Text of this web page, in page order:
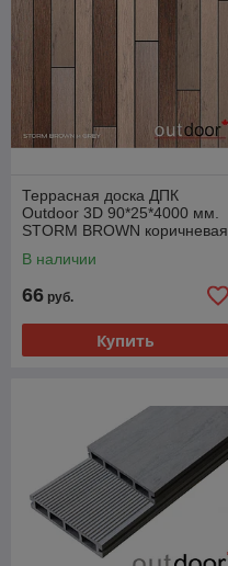
Террасная доска ДПК
Outdoor 3D 90*25*4000 мм.
STORM BROWN коричневая
В наличии
66 руб.
Купить